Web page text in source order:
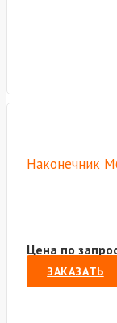
Наконечник
Цена по
ЗАКАЗАТЬ